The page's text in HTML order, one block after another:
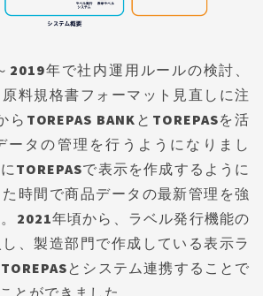
2019年で社内運用ルールの検討、
料規格書フォーマット見直しに注
TOREPAS BANKとTOREPASを活
ータの管理を行うようになりまし
TOREPASで表示を作成するように
時間で商品データの最新管理を強
2021年頃から、ラベル発行機能の
、製造部門で作成している表示ラ
とシステム連携することで